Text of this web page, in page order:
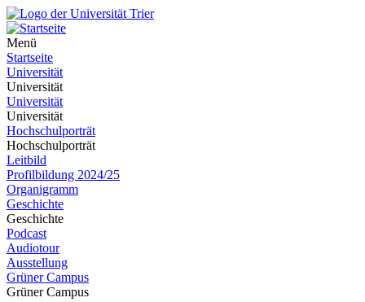
Menü
Startseite
Universität
Universität
Universität
Universität
Hochschulporträt
Hochschulporträt
Leitbild
Profilbildung 2024/25
Organigramm
Geschichte
Geschichte
Podcast
Audiotour
Ausstellung
Grüner Campus
Grüner Campus